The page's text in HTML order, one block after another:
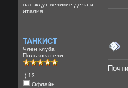
нас ждут великие дела и
италия
ТАНКИСТ
Член клуба
Пользователи
:) 13
Офлайн